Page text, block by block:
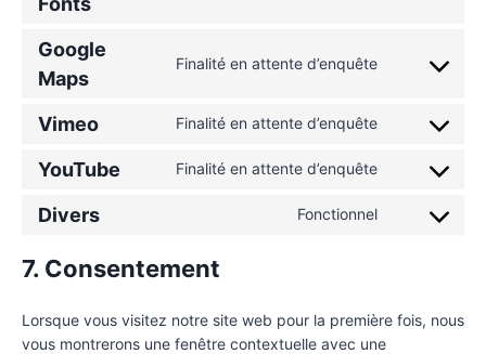
Google
Maps
Finalité en attente d’enquête
Vimeo Finalité en attente d’enquête
YouTube Finalité en attente d’enquête
Divers Fonctionnel
7. Consentement
Lorsque vous visitez notre site web pour la première fois, nous
vous montrerons une fenêtre contextuelle avec une